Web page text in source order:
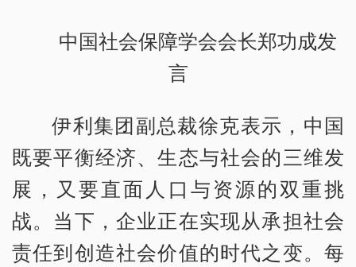
中国社会保障学会会长郑功成发
言
伊利集团副总裁徐克表示，中国
既要平衡经济、生态与社会的三维发
展，又要直面人口与资源的双重挑
战。当下，企业正在实现从承担社会
责任到创造社会价值的时代之变。每